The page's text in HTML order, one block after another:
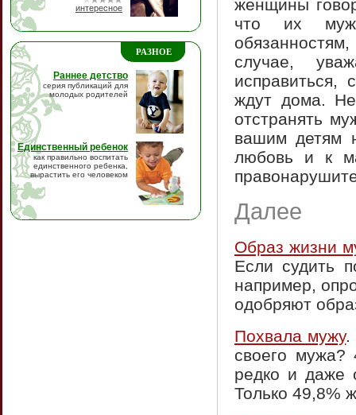
интересное
РАЗНОЕ
Раннее детство
серия публикаций для
молодых родителей
Единственный ребенок
как правильно воспитать
единственного ребенка,
вырастить его человеком
женщины
что их
случае,
исправиться,
ждут дома. Не
отстранять
вашим детям
любовь и к
Далее
Образ жизни
Если судить
например,
одобряют
Похвала мужу.
своего мужа?
редко и даже
Только 49,8%